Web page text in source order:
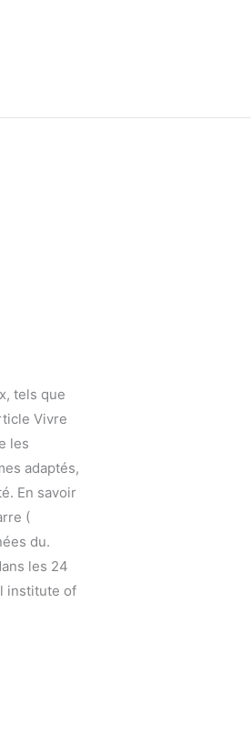
tels que
Vivre
les
adaptés,
En savoir
(
du.
les 24
institute of